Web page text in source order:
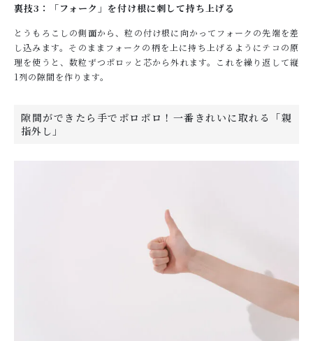
裏技3：「フォーク」を付け根に刺して持ち上げる
とうもろこしの側面から、粒の付け根に向かってフォークの先端を差
し込みます。そのままフォークの柄を上に持ち上げるようにテコの原
理を使うと、数粒ずつポロッと芯から外れます。これを繰り返して縦
1列の隙間を作ります。
隙間ができたら手でポロポロ！一番きれいに取れる「親
指外し」